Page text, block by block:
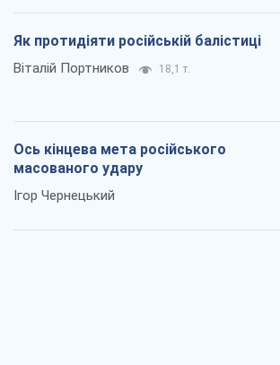
Як протидіяти російській балістиці
Віталій Портников 18,1 т.
Ось кінцева мета російського
масованого удару
Ігор Чернецький